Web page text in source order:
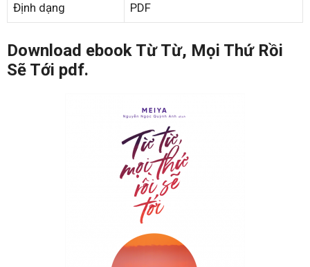
Định dạng PDF
Download ebook Từ Từ, Mọi Thứ Rồi
Sẽ Tới pdf.